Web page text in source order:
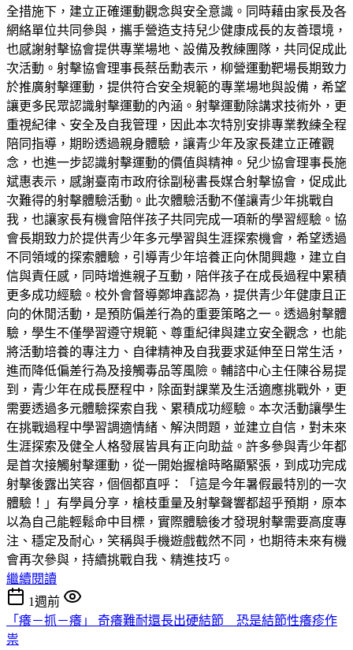
全措施下，建立正確運動觀念與安全意識。同時藉由家長及各
網絡單位共同參與，攜手營造支持兒少健康成長的友善環境，
也感謝射擊協會提供專業場地、設備及教練團隊，共同促成此
次活動。射擊協會理事長蔡岳勳表示，柳營運動靶場長期致力
於推廣射擊運動，提供符合安全規範的專業場地與設備，希望
讓更多民眾認識射擊運動的內涵。射擊運動除講求技術外，更
重視紀律、安全及自我管理，因此本次特別安排專業教練全程
陪同指導，期盼透過親身體驗，讓青少年及家長建立正確觀
念，也進一步認識射擊運動的價值與精神。兒少協會理事長施
斌惠表示，感謝臺南市政府徐副秘書長媒合射擊協會，促成此
次難得的射擊體驗活動。此次體驗活動不僅讓青少年挑戰自
我，也讓家長有機會陪伴孩子共同完成一項新的學習經驗。協
會長期致力於提供青少年多元學習與生涯探索機會，希望透過
不同領域的探索體驗，引導青少年培養正向休閒興趣，建立自
信與責任感，同時增進親子互動，陪伴孩子在成長過程中累積
更多成功經驗。校外會督導鄭坤鑫認為，提供青少年健康且正
向的休閒活動，是預防偏差行為的重要策略之一。透過射擊體
驗，學生不僅學習遵守規範、尊重紀律與建立安全觀念，也能
將活動培養的專注力、自律精神及自我要求延伸至日常生活，
進而降低偏差行為及接觸毒品等風險。輔諮中心主任陳谷易提
到，青少年在成長歷程中，除面對課業及生活適應挑戰外，更
需要透過多元體驗探索自我、累積成功經驗。本次活動讓學生
在挑戰過程中學習調適情緒、解決問題，並建立自信，對未來
生涯探索及健全人格發展皆具有正向助益。許多參與青少年都
是首次接觸射擊運動，從一開始握槍時略顯緊張，到成功完成
射擊後露出笑容，個個都直呼：「這是今年暑假最特別的一次
體驗！」有學員分享，槍枝重量及射擊聲響都超乎預期，原本
以為自己能輕鬆命中目標，實際體驗後才發現射擊需要高度專
注、穩定及耐心，笑稱與手機遊戲截然不同，也期待未來有機
會再次參與，持續挑戰自我、精進技巧。
繼續閱讀
1週前
「癢－抓－癢」 奇癢難耐還長出硬結節 恐是結節性癢疹作
祟